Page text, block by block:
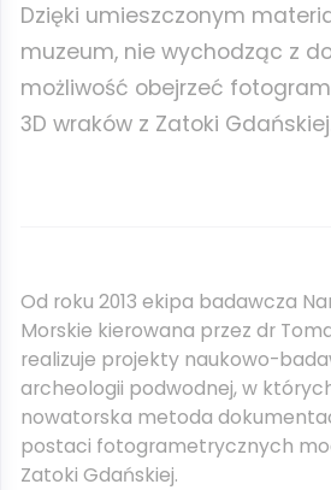
Dzięki umieszczonym
muzeum, nie wychodząc z
możliwość obejrzeć
3D wraków z Zatoki
Od roku 2013 ekipa badawcza
Morskie kierowana przez dr
realizuje projekty naukowo-
archeologii podwodnej, w
nowatorska metoda
postaci fotogrametrycznych
Zatoki Gdańskiej.